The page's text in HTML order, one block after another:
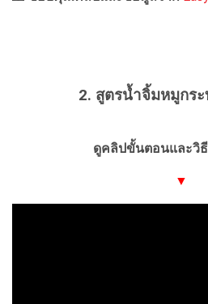
2. สูตรน้ำจิ้มหมูกระ
ดูคลิปขั้นตอนและวิ
▼